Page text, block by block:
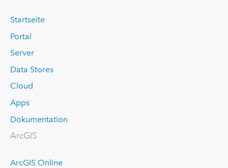
Startseite
Portal
Server
Data Stores
Cloud
Apps
Dokumentation
ArcGIS
ArcGIS Online